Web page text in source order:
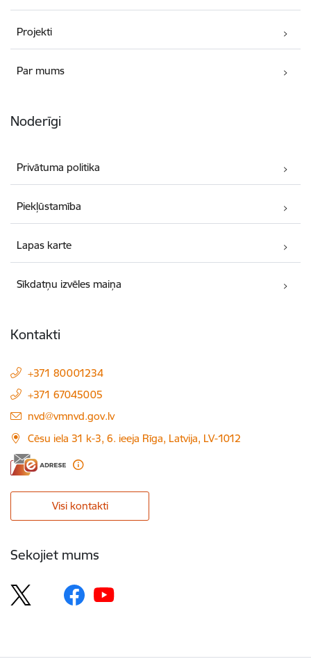
Projekti
Par mums
Noderīgi
Privātuma politika
Piekļūstamība
Lapas karte
Sīkdatņu izvēles maiņa
Kontakti
+371 80001234
+371 67045005
E-pasts:
nvd@vmnvd.gov.lv
Cēsu iela 31 k-3, 6. ieeja Rīga, Latvija, LV-1012
Visi kontakti
Sekojiet mums